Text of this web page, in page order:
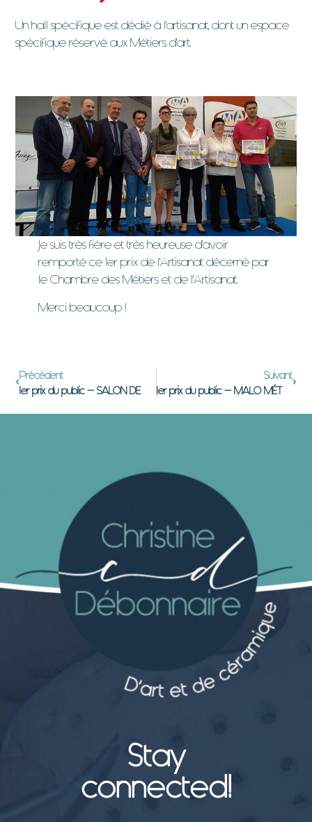
Un hall spécifique est dédié à l’artisanat, dont un espace
spécifique réservé aux Métiers d’art.
Je suis très fière et très heureuse d’avoir
remporté ce 1er prix de l’Artisanat décerné par
le Chambre des Métiers et de l’Artisanat.
Merci beaucoup !
Précédent
1er prix du public – SALON DES MÉTIERS D’ART – Briare (45)
Suivant
1er prix du public – MALO MÉTIERS D’ART
Stay
connected!